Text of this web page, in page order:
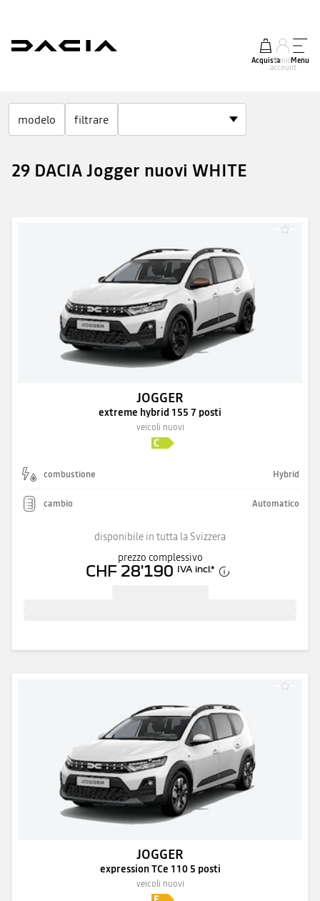
AcquistaIl mio
account
Menu
modelo filtrare
29 DACIA Jogger nuovi WHITE
JOGGER
extreme hybrid 155 7 posti
veicoli nuovi
combustione Hybrid
cambio Automatico
disponibile in tutta la Svizzera
prezzo complessivo
CHF 28'190 IVA incl.*
JOGGER
expression TCe 110 5 posti
veicoli nuovi